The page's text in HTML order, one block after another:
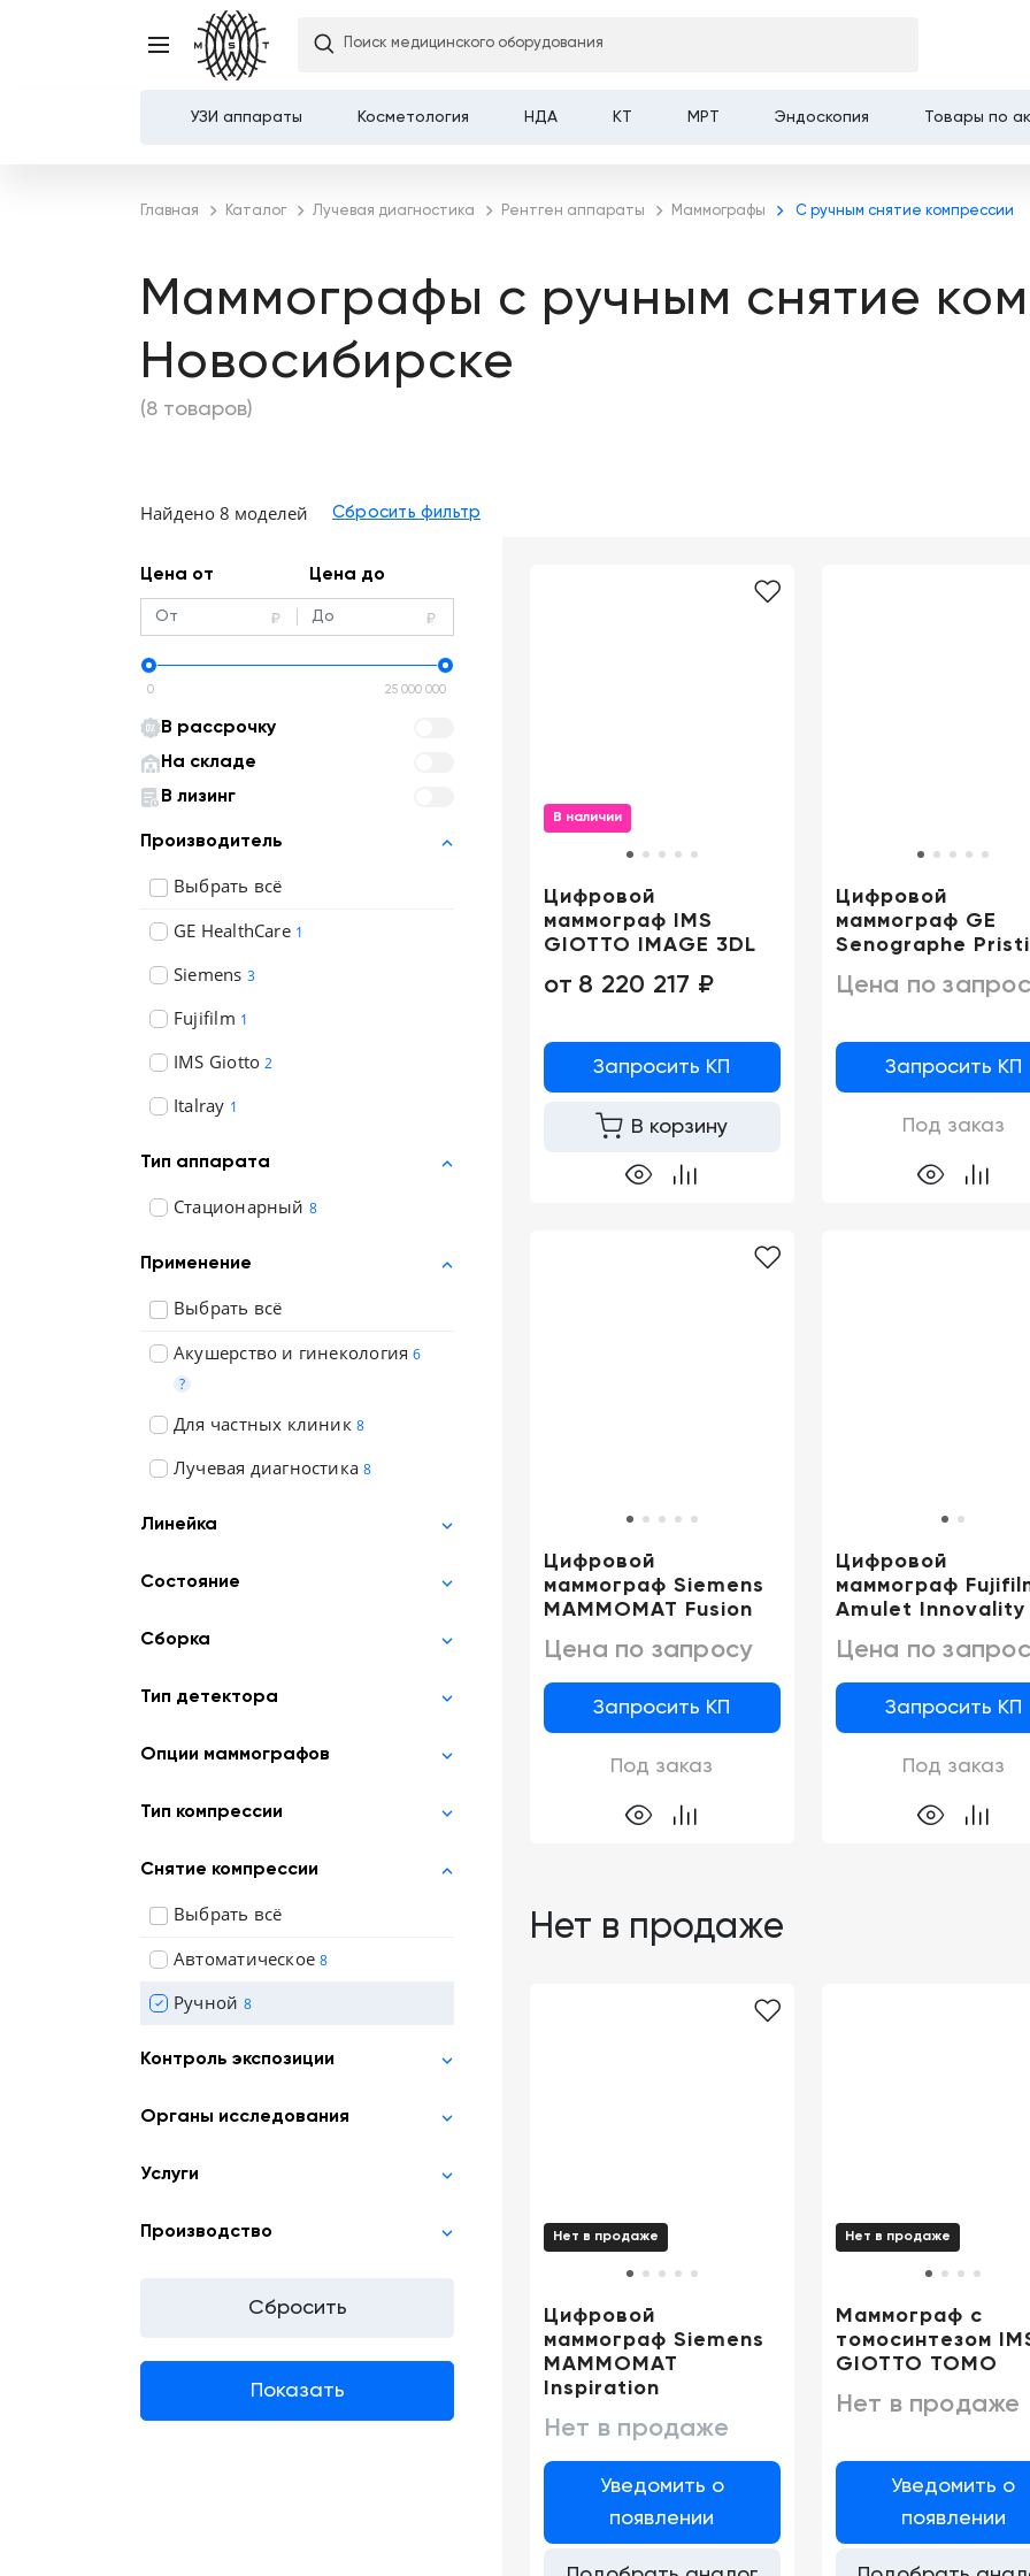
Доставка и оплата
Новосибирск
CN
Поиск медицинского оборудования
УЗИ аппараты Косметология НДА КТ МРТ Эндоскопия Товары по
Главная Каталог Лучевая диагностика Рентген аппараты Маммографы С ручным снятие компрессии
Маммографы с ручным снятие
Новосибирске
(8 товаров)
Найдено 8 моделей
Цена от Цена до
0 25 000 000
В рассрочку
На складе
В лизинг
Производитель
Выбрать всё
GE HealthCare 1
Siemens 3
Fujifilm 1
IMS Giotto 2
Italray 1
Тип аппарата
Стационарный 8
Применение
Выбрать всё
Акушерство и гинекология 6
?
Для частных клиник 8
Лучевая диагностика 8
Линейка
Состояние
Сборка
Тип детектора
Опции маммографов
Тип компрессии
Снятие компрессии
Выбрать всё
Автоматическое 8
Ручной 8
Контроль экспозиции
Органы исследования
Услуги
Производство
В наличии
Цифровой
маммограф IMS
GIOTTO IMAGE 3DL
от 8 220 217 ₽
Запросить КП
В корзину
Цифровой
маммограф GE
Senographe
Цена по
Запросить КП
Под заказ
Цифровой
маммограф Siemens
MAMMOMAT Fusion
Цена по запросу
Запросить КП
Под заказ
Цифровой
маммограф
Amulet Innovality
Цена по
Запросить КП
Под заказ
Нет в продаже
Нет в продаже
Цифровой
маммограф Siemens
MAMMOMAT
Inspiration
Нет в продаже
Уведомить о
появлении
Нет в продаже
Маммограф с
томосинтезом
GIOTTO TOMO
Нет в продаже
Уведомить о
появлении